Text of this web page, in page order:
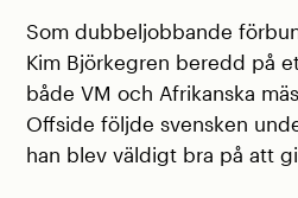
Som dubbeljobbande
Kim Björkegren beredd på
både VM och Afrikanska
Offside följde svensken
han blev väldigt bra på att